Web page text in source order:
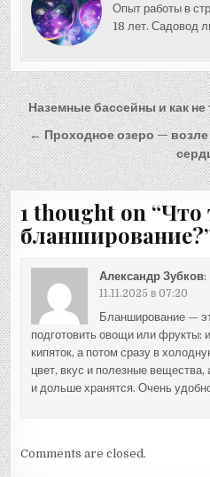
Опыт работы в
18 лет. Садовод
Навигация
по
записям
Наземные бассейны и как
← Проходное озеро —
1 thought on “Что
бланширование?
Александр Зубков:
11.11.2025 в 07:20
Бланширование —
подготовить овощи или фрукты:
кипяток, а потом сразу в
цвет, вкус и полезные вещества,
и дольше хранятся. Очень
Comments are closed.